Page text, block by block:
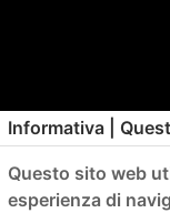
Informativa |
Questo sito web
esperienza di